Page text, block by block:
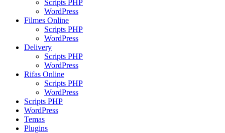
Scripts PHP
WordPress
Filmes Online
Scripts PHP
WordPress
Delivery
Scripts PHP
WordPress
Rifas Online
Scripts PHP
WordPress
Scripts PHP
WordPress
Temas
Plugins